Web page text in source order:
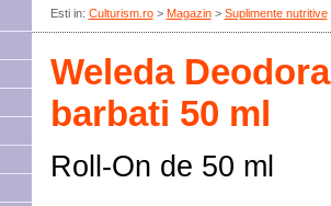
Esti in: Culturism.ro> Magazin> Suplimente nutritive
Weleda
barbati 50 ml
Roll-On de 50 ml